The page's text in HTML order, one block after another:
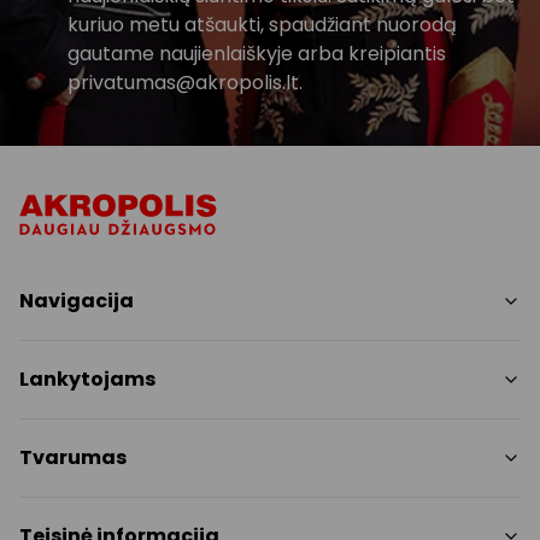
kuriuo metu atšaukti, spaudžiant nuorodą
gautame naujienlaiškyje arba kreipiantis
privatumas@akropolis.lt.
Navigacija
Paslaugos
Pramogos
Lankytojams
Nemokami patogumai
Tvarumas